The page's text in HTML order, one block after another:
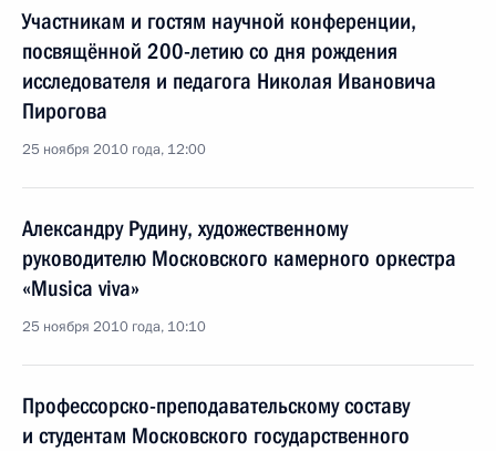
Участникам и гостям научной конференции,
посвящённой 200-летию со дня рождения
исследователя и педагога Николая Ивановича
Пирогова
25 ноября 2010 года, 12:00
Александру Рудину, художественному
руководителю Московского камерного оркестра
«Musica viva»
25 ноября 2010 года, 10:10
Профессорско-преподавательскому составу
и студентам Московского государственного